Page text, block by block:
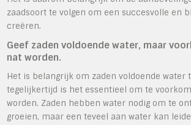
zaadsoort te volgen om een succesvolle en
creëren.
Geef zaden voldoende water, maar
nat worden.
Het is belangrijk om zaden voldoende water
tegelijkertijd is het essentieel om te
worden. Zaden hebben water nodig om te
groeien, maar een teveel aan water kan